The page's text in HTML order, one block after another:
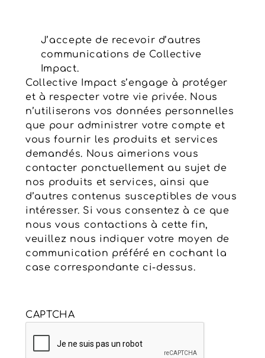
RGPDJ’accepte de recevoir d’autres
communications de Collective
Impact.
Collective Impact s’engage à protéger
et à respecter votre vie privée. Nous
n’utiliserons vos données personnelles
que pour administrer votre compte et
vous fournir les produits et services
demandés. Nous aimerions vous
contacter ponctuellement au sujet de
nos produits et services, ainsi que
d’autres contenus susceptibles de vous
intéresser. Si vous consentez à ce que
nous vous contactions à cette fin,
veuillez nous indiquer votre moyen de
communication préféré en cochant la
case correspondante ci-dessus.
CAPTCHA